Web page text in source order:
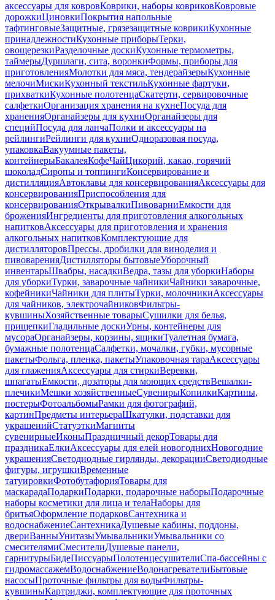
аксессуары для ковровКоврики, наборы ковриковКовровые
дорожкиЦиновкиПокрытия напольные
тафтинговыеЗащитные, грязезащитные коврикиКухонные
принадлежностиКухонные приборыТерки,
овощерезкиРазделочные доскиКухонные термометры,
таймерыДуршлаги, сита, воронкиФормы, приборы для
приготовленияМолотки для мяса, тендерайзерыКухонные
мелочиМискиКухонный текстильКухонные фартуки,
прихваткиКухонные полотенцаСкатерти, сервировочные
салфеткиОрганизация хранения на кухнеПосуда для
храненияОрганайзеры для кухниОрганайзеры для
специйПосуда для ланчаПолки и аксессуары на
рейлингиРейлинги для кухниОдноразовая посуда,
упаковкаВакуумные пакеты,
контейнерыБакалеяКофеЧайЦикорий, какао, горячий
шоколадСиропы и топпингиКонсервирование и
дистилляцияАвтоклавы для консервированияАксессуары для
консервированияПриспособления для
консервированияОткрывалкиПивоварниЕмкости для
броженияИнгредиенты для приготовления алкогольных
напитковАксессуары для приготовления и хранения
алкогольных напитковКомплектующие для
дистилляторовПрессы, дробилки для виноделия и
пивоваренияДистилляторы бытовыеУборочный
инвентарьШвабры, насадкиВедра, тазы для уборкиНаборы
для уборкиТурки, заварочные чайникиЧайники заварочные,
кофейникиЧайники для плитыТурки, молочникиАксессуары
для чайников, электрочайниковФильтры-
кувшиныХозяйственные товарыСушилки для белья,
прищепкиГладильные доскиУрны, контейнеры для
мусораОрганайзеры, корзины, ящикиТуалетная бумага,
бумажные полотенцаСалфетки, мочалки, губки, мусорные
пакетыФольга, пленка, пакетыУпаковочная тараАксессуары
для глаженияАксессуары для стиркиВеревки,
шпагатыЕмкости, дозаторы для моющих средствВешалки-
плечикиМешки хозяйственныеСувенирыКопилкиКартины,
постерыФотоальбомыРамки для фотографий,
картинПредметы интерьераШкатулки, подставки для
украшенийСтатуэткиМагниты
сувенирныеИконыПраздничный декорТовары для
праздникаЕлкиАксессуары для елей новогоднихНовогодние
украшенияСветодиодные гирлянды, декорацииСветодиодные
фигуры, игрушкиВременные
татуировкиФотобутафорияТовары для
маскарадаПодаркиПодарки, подарочные наборыПодарочные
наборы косметики для лица и телаНаборы для
бритьяОформление подарковСантехника и
водоснабжениеСантехникаДушевые кабины, поддоны,
двериВанныУнитазыУмывальникиУмывальники со
смесителямиСмесителиДушевые панели,
гарнитурыБидеПиссуарыПолотенцесушителиСпа-бассейны с
гидромассажемВодоснабжениеВодонагревателиБытовые
насосыПроточные фильтры для водыФильтры-
кувшиныКартриджи, комплектующие для проточных